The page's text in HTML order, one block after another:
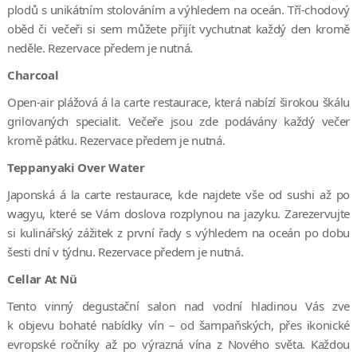
plodů s unikátním stolováním a výhledem na oceán. Tří-chodový
oběd či večeři si sem můžete přijít vychutnat každý den kromě
neděle. Rezervace předem je nutná.
Charcoal
Open-air plážová á la carte restaurace, která nabízí širokou škálu
grilovaných specialit. Večeře jsou zde podávány každý večer
kromě pátku. Rezervace předem je nutná.
Teppanyaki Over Water
Japonská á la carte restaurace, kde najdete vše od sushi až po
wagyu, které se Vám doslova rozplynou na jazyku. Zarezervujte
si kulinářský zážitek z první řady s výhledem na oceán po dobu
šesti dní v týdnu. Rezervace předem je nutná.
Cellar At Nü
Tento vinný degustační salon nad vodní hladinou Vás zve
k objevu bohaté nabídky vín – od šampaňských, přes ikonické
evropské ročníky až po výrazná vína z Nového světa. Každou